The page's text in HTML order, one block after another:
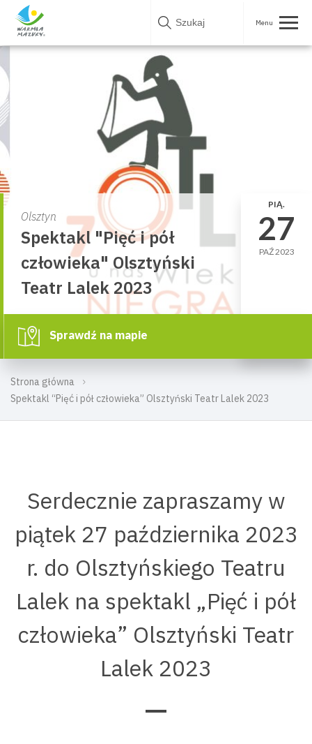
Skip
Strona główna
Spektakl “Pięć i pół człowieka” Olsztyński Teatr Lalek 2023
Olsztyn
Spektakl "Pięć i pół
człowieka" Olsztyński
Teatr Lalek 2023
PIĄ.
27
PAŹ 2023
Sprawdź na mapie
Serdecznie zapraszamy w
piątek 27 października 2023
r. do Olsztyńskiego Teatru
Lalek na spektakl „Pięć i pół
człowieka” Olsztyński Teatr
Lalek 2023